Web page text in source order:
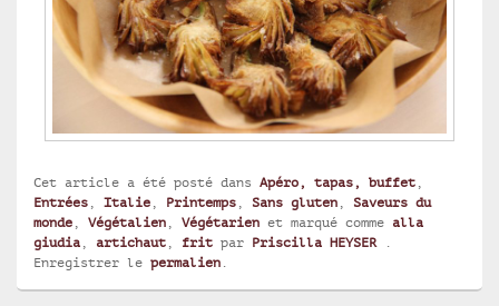
Cet article a été posté dans Apéro, tapas, buffet ,
Entrées , Italie , Printemps , Sans gluten , Saveurs du
monde , Végétalien , Végétarien et marqué comme alla
giudia , artichaut , frit par Priscilla HEYSER.
Enregistrer le permalien .